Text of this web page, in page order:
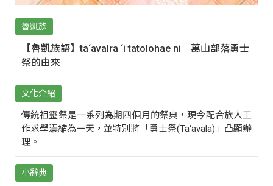
魯凱族
【魯凱族語】ta‘avalra ‘i tatolohae ni｜萬山部落勇士
祭的由來
文化介紹
傳統祖靈祭是一系列為期四個月的祭典，現今配合族人工
作求學濃縮為一天，並特別將「勇士祭(Ta‘avala)」凸顯辦
理。
小辭典